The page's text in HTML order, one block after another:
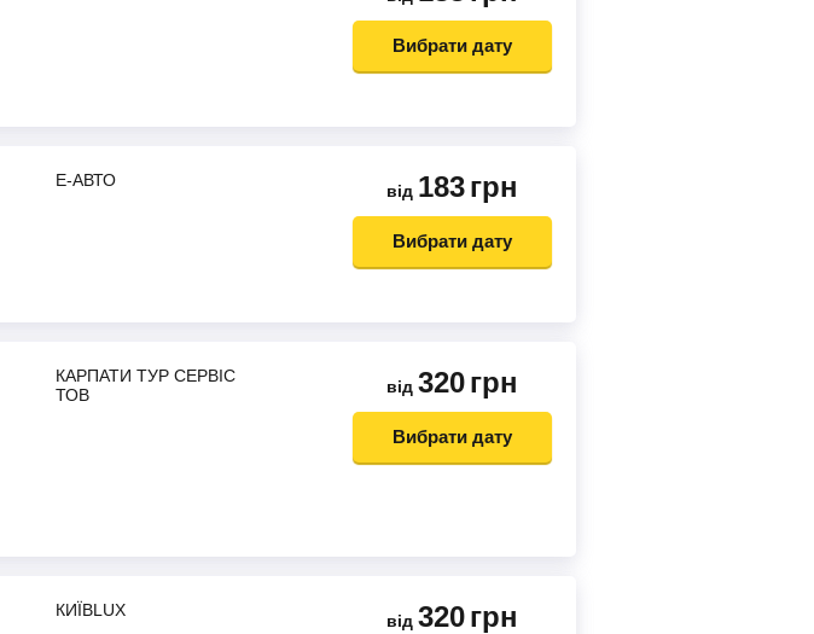
Вибрати дату
Е-АВТО
від 183грн
Вибрати дату
КАРПАТИ ТУР СЕРВІС
ТОВ
від 320грн
Вибрати дату
КИЇВLUX
від 320грн